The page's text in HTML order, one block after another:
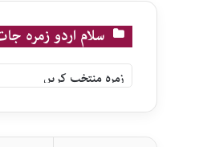
سلام اردو زمرہ
سلام
اردو